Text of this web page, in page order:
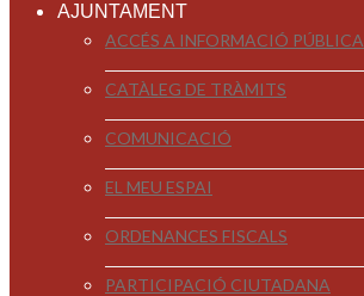
AJUNTAMENT
ACCÉS A INFORMACIÓ PÚBLICA
CATÀLEG DE TRÀMITS
COMUNICACIÓ
EL MEU ESPAI
ORDENANCES FISCALS
PARTICIPACIÓ CIUTADANA